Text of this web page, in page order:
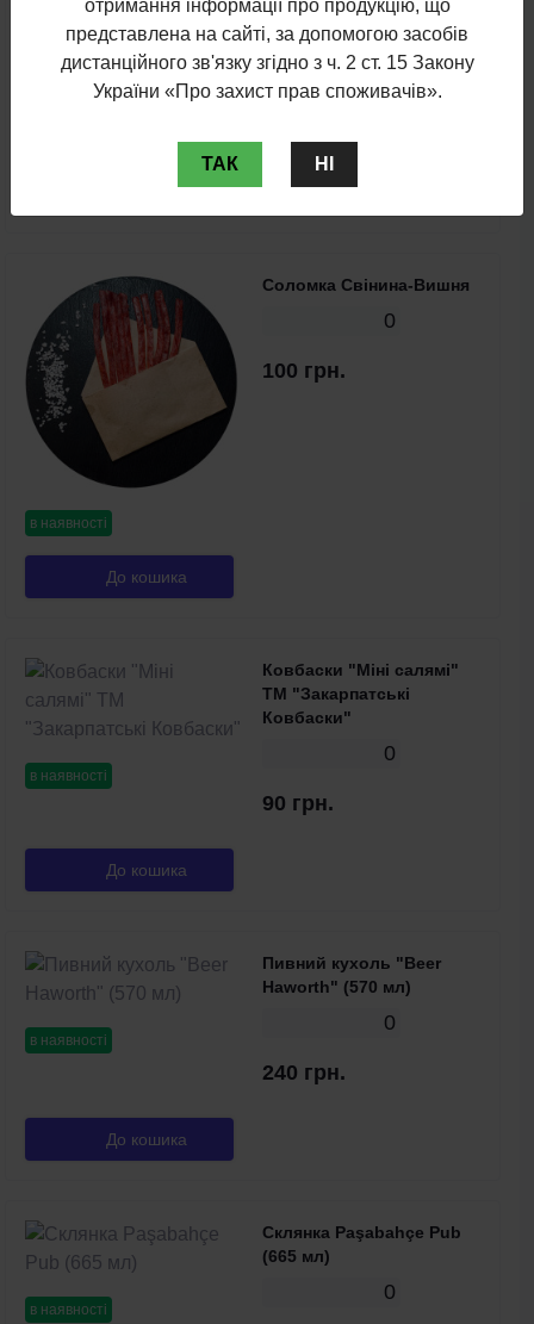
До кошика
в наявності
Соломка Свінина-Вишня
0
100 грн.
До кошика
в наявності
Ковбаски "Міні салямі"
ТМ "Закарпатські
Ковбаски"
0
90 грн.
До кошика
в наявності
Пивний кухоль "Beer
Haworth" (570 мл)
0
240 грн.
До кошика
в наявності
Склянка Paşabahçe Pub
(665 мл)
0
отримання інформації про продукцію, що
представлена на сайті, за допомогою засобів
дистанційного зв'язку згідно з ч. 2 ст. 15 Закону
України «Про захист прав споживачів».
ТАК НІ